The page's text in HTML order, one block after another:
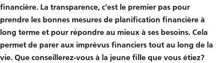
financière. La transparence, c’est le premier pas pour
prendre les bonnes mesures de planification financière à
long terme et pour répondre au mieux à ses besoins. Cela
permet de parer aux imprévus financiers tout au long de la
vie. Que conseillerez-vous à la jeune fille que vous étiez?